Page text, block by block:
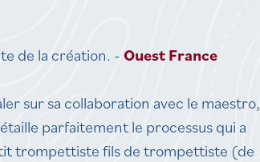
de la création. -Ouest France
sur sa collaboration avec le maestro,
parfaitement le processus qui a
trompettiste fils de trompettiste (de